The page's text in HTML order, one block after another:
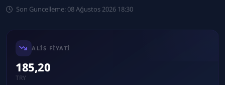
Son Guncelleme: 08 Ağustos 2026 18:30
ALIS FIYATI
185,20
TRY